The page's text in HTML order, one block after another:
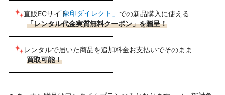
直販ECサイト「象印ダイレクト」 での新品購入に使える
「レンタル代金実質無料クーポン」を贈呈！
レンタルで届いた商品を追加料金お支払いでそのまま
買取可能！